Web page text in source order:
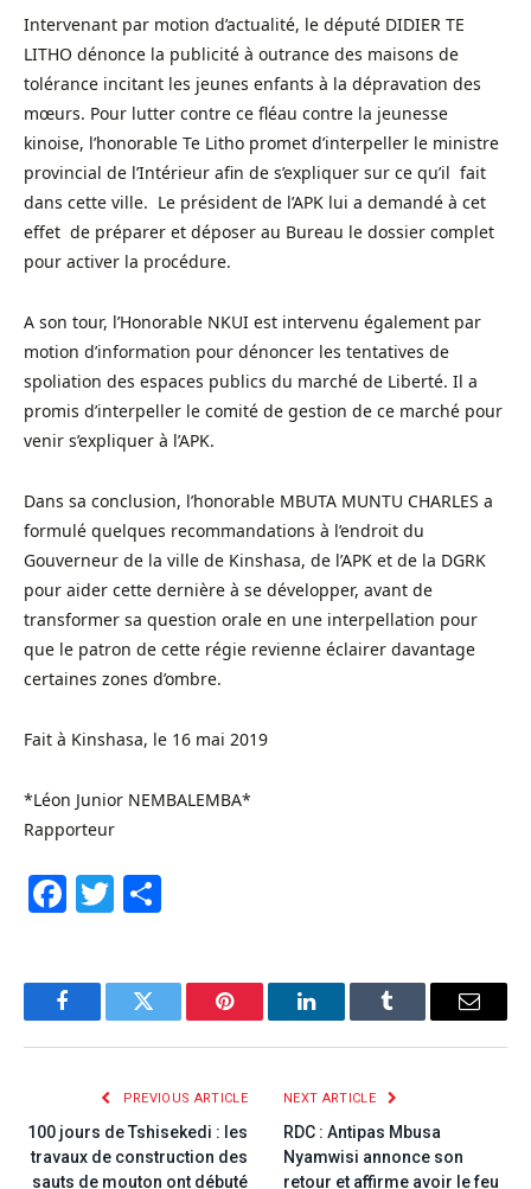
Intervenant par motion d’actualité, le député DIDIER TE
LITHO dénonce la publicité à outrance des maisons de
tolérance incitant les jeunes enfants à la dépravation des
mœurs. Pour lutter contre ce fléau contre la jeunesse
kinoise, l’honorable Te Litho promet d’interpeller le ministre
provincial de l’Intérieur afin de s’expliquer sur ce qu’il fait
dans cette ville. Le président de l’APK lui a demandé à cet
effet de préparer et déposer au Bureau le dossier complet
pour activer la procédure.
A son tour, l’Honorable NKUI est intervenu également par
motion d’information pour dénoncer les tentatives de
spoliation des espaces publics du marché de Liberté. Il a
promis d’interpeller le comité de gestion de ce marché pour
venir s’expliquer à l’APK.
Dans sa conclusion, l’honorable MBUTA MUNTU CHARLES a
formulé quelques recommandations à l’endroit du
Gouverneur de la ville de Kinshasa, de l’APK et de la DGRK
pour aider cette dernière à se développer, avant de
transformer sa question orale en une interpellation pour
que le patron de cette régie revienne éclairer davantage
certaines zones d’ombre.
Fait à Kinshasa, le 16 mai 2019
*Léon Junior NEMBALEMBA*
Rapporteur
Facebook
Twitter
FacebookTwitter Pinterest LinkedInTumblr Email
PREVIOUS ARTICLE
100 jours de Tshisekedi : les
travaux de construction des
sauts de mouton ont débuté
NEXT ARTICLE
RDC : Antipas Mbusa
Nyamwisi annonce son
retour et affirme avoir le feu